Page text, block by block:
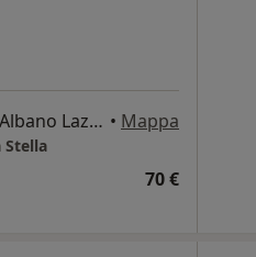
Via Vero Varroni Aviere 12, Albano Laziale • Mappa
Stella
70 €